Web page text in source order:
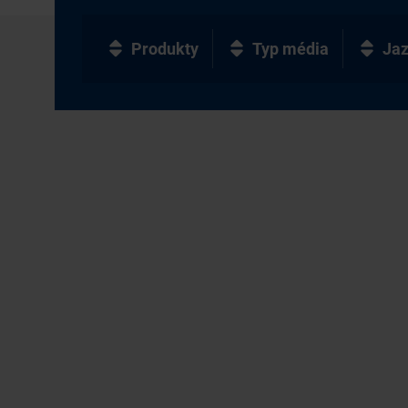
Produkty Typ média